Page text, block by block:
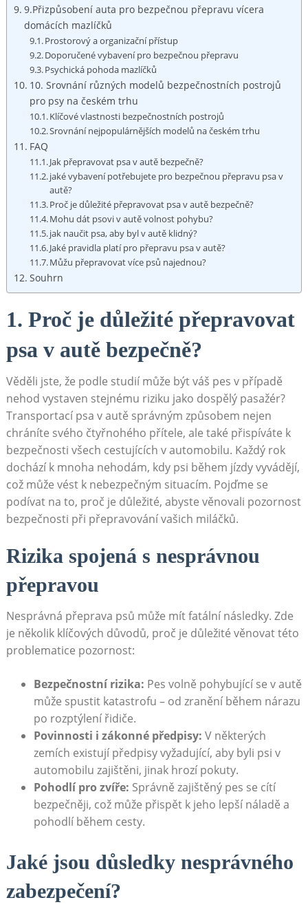
9.Přizpůsobení​ auta⁤ pro bezpečnou přepravu vícera
domácích mazlíčků
Prostorový a organizační přístup
Doporučené vybavení​ pro bezpečnou přepravu
Psychická pohoda mazlíčků
10. Srovnání různých modelů bezpečnostních postrojů
pro psy‍ na českém⁢ trhu
Klíčové vlastnosti bezpečnostních postrojů
Srovnání nejpopulárnějších modelů na českém trhu
FAQ
Jak přepravovat psa v autě ‌bezpečně?
jaké vybavení potřebujete ⁣pro bezpečnou přepravu psa ​v
autě?
Proč je důležité přepravovat psa v autě ⁣bezpečně?
Mohu dát psovi v autě volnost pohybu?
jak naučit psa, aby byl v autě klidný?
Jaké pravidla platí pro přepravu⁣ psa v ‌autě?
Můžu přepravovat více psů najednou?
Souhrn
1.⁤ Proč je důležité přepravovat
psa‌ v autě bezpečně?
Věděli⁣ jste,⁤ že podle ‌studií může být váš pes v případě
nehod vystaven stejnému riziku jako dospělý pasažér?
Transportací⁢ psa v autě správným ‍způsobem nejen‍
chráníte svého čtyřnohého přítele, ale také přispíváte k‌
bezpečnosti všech cestujících v automobilu. Každý rok
dochází k mnoha nehodám, kdy​ psi​ během jízdy vyvádějí,
což může⁢ vést k nebezpečným situacím. Pojďme ‌se
podívat​ na ‌to, proč je důležité, abyste věnovali pozornost
bezpečnosti při přepravování vašich miláčků.
Rizika‌ spojená s nesprávnou⁣
přepravou
Nesprávná ‌přeprava psů může mít fatální⁣ následky. Zde
je několik⁣ klíčových důvodů,⁢ proč je důležité ⁣věnovat ⁣této
problematice pozornost:
Bezpečnostní rizika: Pes volně pohybující se v autě
může spustit katastrofu – od zranění‌ během nárazu
po rozptýlení⁤ řidiče.
Povinnosti⁢ i zákonné předpisy: V některých
zemích existují předpisy vyžadující, aby​ byli psi v
⁤automobilu zajištěni, jinak⁤ hrozí pokuty.
Pohodlí pro zvíře: Správně⁢ zajištěný pes se cítí
bezpečněji, což může přispět‍ k jeho lepší ⁣náladě a
pohodlí během⁣ cesty.
Jaké ‍jsou důsledky nesprávného
zabezpečení?